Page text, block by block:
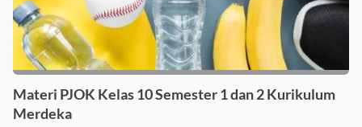
Materi PJOK Kelas 10 Semester 1 dan 2 Kurikulum
Merdeka